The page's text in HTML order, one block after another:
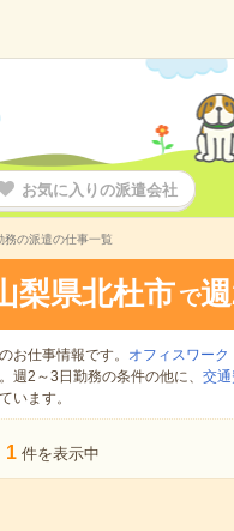
お気に入りの派遣会社
の派遣の仕事一覧
梨県北杜市 で
お仕事情報です。 オフィスワーク
週2～3日勤務の条件の他に、 交通
います。
1 件を表示中